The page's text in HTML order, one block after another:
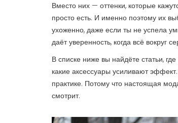
Вместо них — оттенки, которые
просто есть. И именно поэтому их
ухоженно, даже если ты не успела
даёт уверенность, когда всё вокруг
В списке ниже вы найдёте статьи,
какие аксессуары усиливают
практике. Потому что настоящая
смотрит.